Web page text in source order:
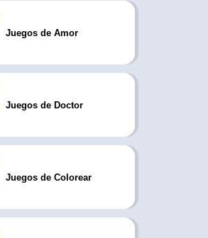
Juegos de Amor
Juegos de Doctor
Juegos de Colorear